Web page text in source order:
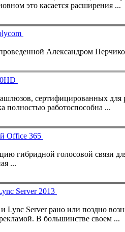
это касается расширения ...
сертифицированных для
полностью работоспособна ...
Office 365
гибридной голосовой связи
...
Server 2013
LyncServer рано или поздно
В большинстве своем ...